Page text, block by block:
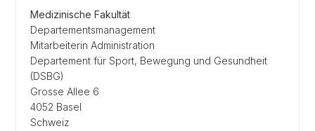
Medizinische Fakultät
Departementsmanagement
Mitarbeiterin Administration
Departement für Sport, Bewegung und Gesundheit
(DSBG)
Grosse Allee 6
4052 Basel
Schweiz